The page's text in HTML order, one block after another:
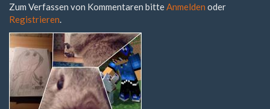
Zum Verfassen von Kommentaren bitteAnmelden oder
Registrieren.